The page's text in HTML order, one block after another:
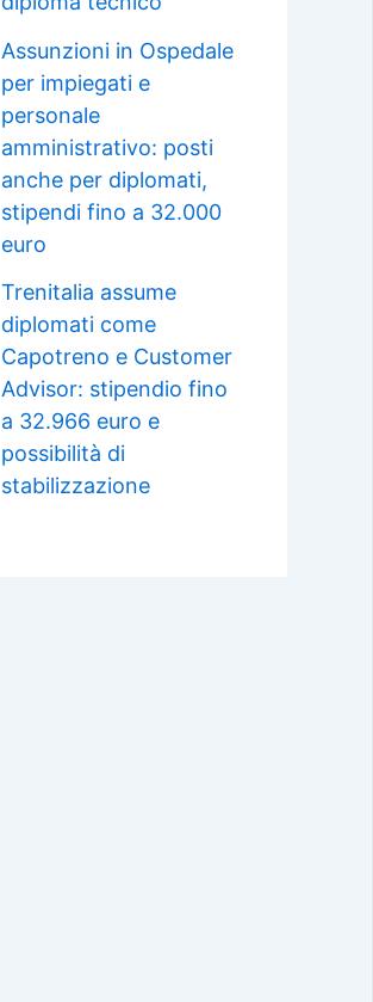
Assunzioni in Ospedale
per impiegati e
personale
amministrativo: posti
anche per diplomati,
stipendi fino a 32.000
euro
Trenitalia assume
diplomati come
Capotreno e Customer
Advisor: stipendio fino
a 32.966 euro e
possibilità di
stabilizzazione